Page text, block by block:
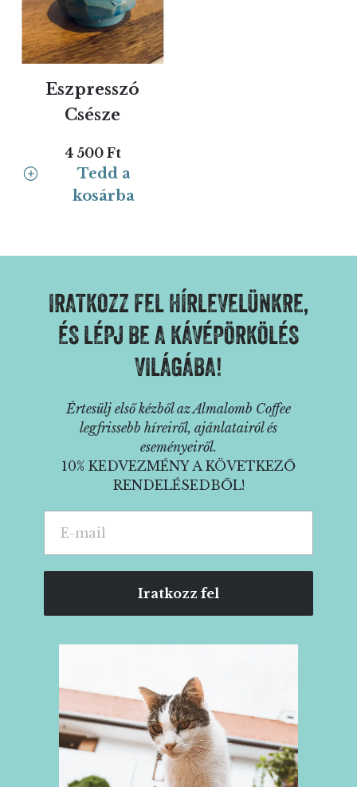
Eszpresszó
Csésze
4 500 Ft
Tedd a
kosárba
IRATKOZZ FEL HÍRLEVELÜNKRE,
ÉS LÉPJ BE A KÁVÉPÖRKÖLÉS
VILÁGÁBA!
Értesülj első kézből az Almalomb Coffee
legfrissebb híreiről, ajánlatairól és
eseményeiről.
10% KEDVEZMÉNY A KÖVETKEZŐ
RENDELÉSEDBŐL!